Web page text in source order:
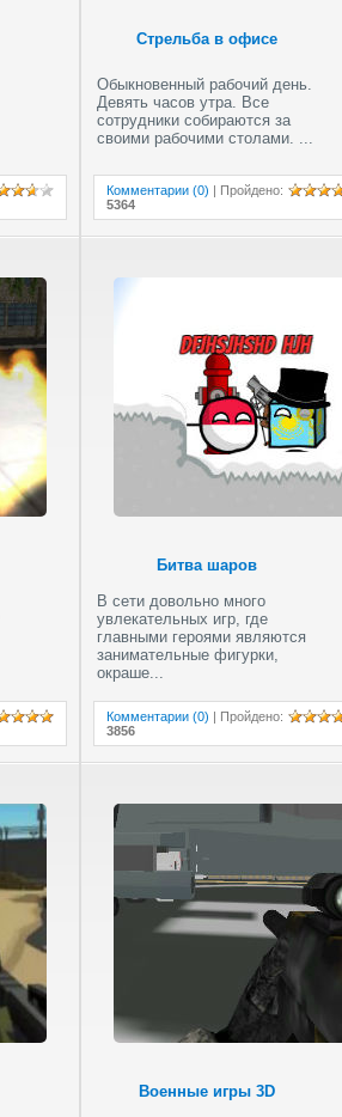
Долина с зомби
Брутальный
дровосек
Русский пикап
Юрского периода
Стрельба в офисе
Обыкновенный рабочий день.
Девять часов утра. Все
сотрудники собираются за
своими рабочими столами. ...
Комментарии (0) Пройдено:
5364
Битва шаров
В сети довольно много
увлекательных игр, где
главными героями являются
занимательные фигурки,
окраше...
Комментарии (0) Пройдено:
3856
Военные игры 3D